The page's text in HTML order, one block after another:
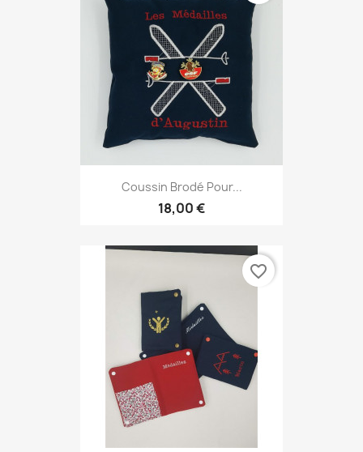
Coussin Brodé Pour...
18,00 €
favorite_border